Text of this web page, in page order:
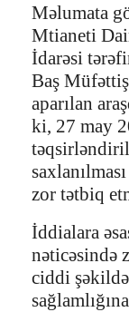
Məlumata
Mtianeti
İdarəsi
Baş
aparılan
ki, 27 may
zor tətbiq
İddialara
nəticəsində
ciddi